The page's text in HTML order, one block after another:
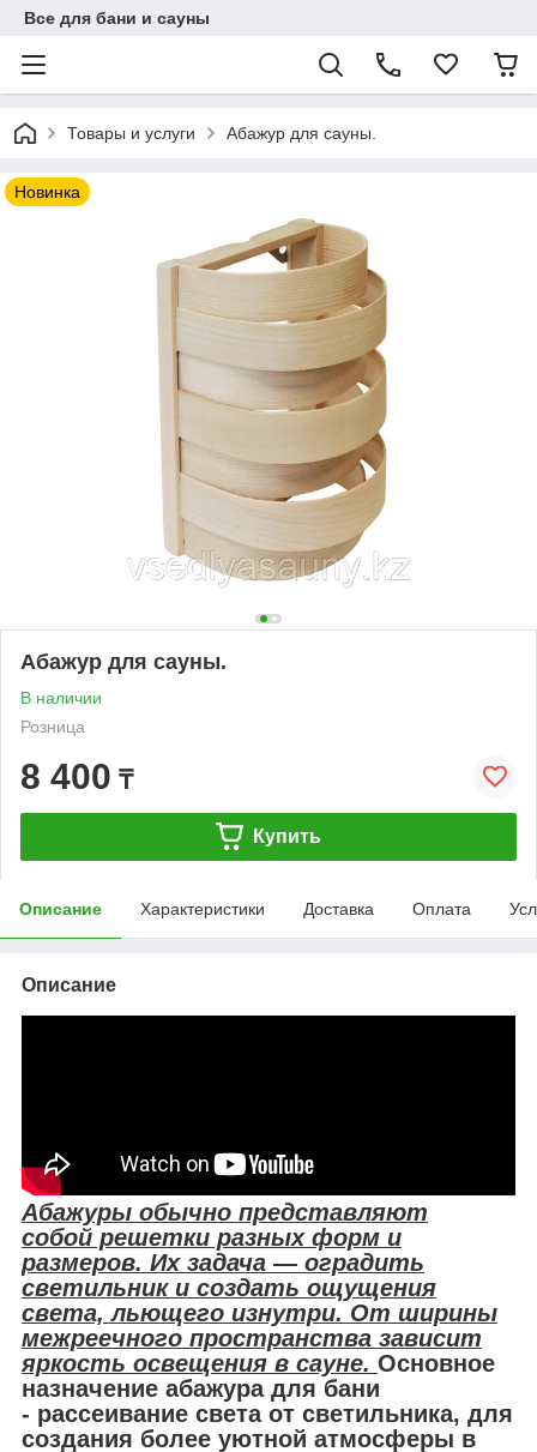
Все для бани и сауны
Товары и услуги Абажур для сауны.
Новинка
Абажур для сауны.
В наличии
Розница
8 400 ₸
Купить
Описание Характеристики Доставка Оплата
Описание
Абажуры обычно представляют
собой решетки разных форм и
размеров. Их задача — оградить
светильник и создать ощущения
света, льющего изнутри. От ширины
межреечного пространства зависит
яркость освещения в сауне. Основное
назначение абажура для бани
- рассеивание света от светильника, для
создания более уютной атмосферы в